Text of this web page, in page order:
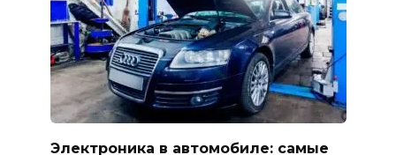
Электроника в автомобиле: самые